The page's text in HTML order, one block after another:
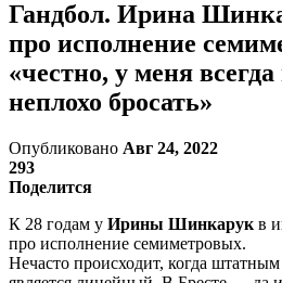
Гандбол. Ирина
про исполнение
«честно, у меня
неплохо бросать»
Опубликовано Авг 24, 2022
293
Поделится
К 28 годам у Ирины Шинкарук в
про исполнение семиметровых.
Нечасто происходит, когда